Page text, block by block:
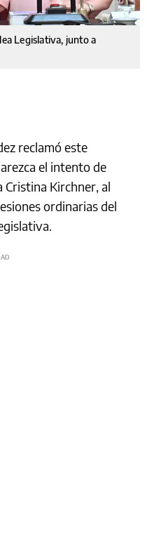
Legislativa, junto a
reclamó este
el intento de
Cristina Kirchner, al
ordinarias del